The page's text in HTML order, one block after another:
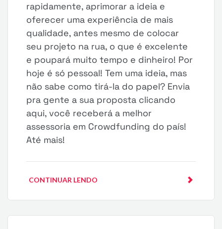
rapidamente, aprimorar a ideia e
oferecer uma experiência de mais
qualidade, antes mesmo de colocar
seu projeto na rua, o que é excelente
e poupará muito tempo e dinheiro! Por
hoje é só pessoal! Tem uma ideia, mas
não sabe como tirá-la do papel? Envia
pra gente a sua proposta clicando
aqui, você receberá a melhor
assessoria em Crowdfunding do país!
Até mais!
CONTINUAR LENDO